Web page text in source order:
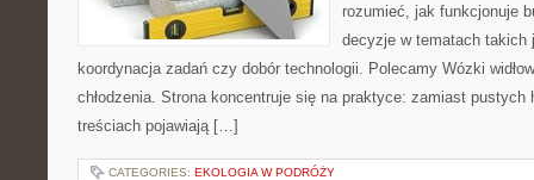
rozumieć, jak funkcjonuje
decyzje w tematach
koordynacja zadań czy dobór technologii. Polecamy Wózki
chłodzenia. Strona koncentruje się na praktyce: zamiast pustych
treściach pojawiają […]
CATEGORIES: EKOLOGIA W PODRÓŻY